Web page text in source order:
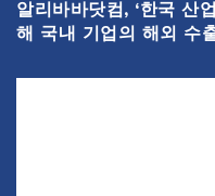
알리바바닷컴, ‘한국 산
해 국내 기업의 해외 수